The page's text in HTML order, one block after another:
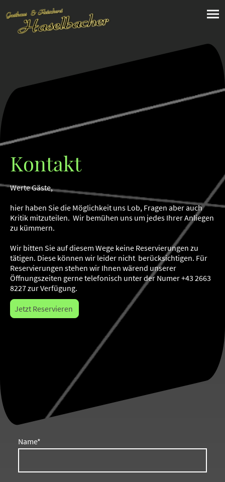
Kontakt
Werte Gäste,
hier haben Sie die Möglichkeit uns Lob, Fragen aber auch
Kritik mitzuteilen. Wir bemühen uns um jedes Ihrer Anliegen
zu kümmern.
Wir bitten Sie auf diesem Wege keine Reservierungen zu
tätigen. Diese können wir leider nicht berücksichtigen. Für
Reservierungen stehen wir Ihnen wärend unserer
Öffnungszeiten gerne telefonisch unter der Numer +43 2663
8227 zur Verfügung.
Jetzt Reservieren
Name*